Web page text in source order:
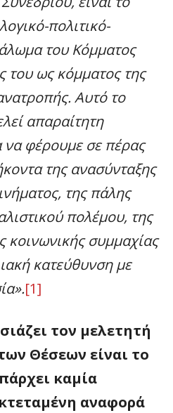
πολιτικό-
του Κόμματος
του ως κόμματος της
Αυτό το
απαραίτητη
φέρουμε σε πέρας
της ανασύνταξης
της πάλης
πολέμου, της
κοινωνικής συμμαχίας
κατεύθυνση με
[1]
τον μελετητή
Θέσεων είναι το
καμία
αναφορά